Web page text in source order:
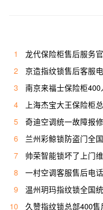
1
龙代保险柜售后服务
2
京造指纹锁售后客服
3
南京来福士保险柜
4
上海杰宝大王保险柜总
5
奇迪空调统一故障报
6
兰州彩鲸锁防盗门全
7
帅荣智能锁坏了上门
8
一村空调客服售后电
9
温州玥玛指纹锁全国
10
久赞指纹锁总部400